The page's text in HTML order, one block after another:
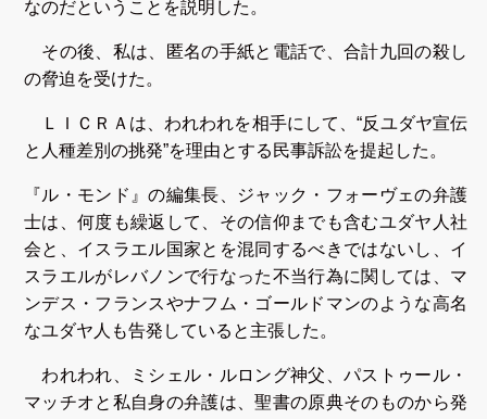
なのだということを説明した。
その後、私は、匿名の手紙と電話で、合計九回の殺し
の脅迫を受けた。
ＬＩＣＲＡは、われわれを相手にして、“反ユダヤ宣伝
と人種差別の挑発”を理由とする民事訴訟を提起した。
『ル・モンド』の編集長、ジャック・フォーヴェの弁護
士は、何度も繰返して、その信仰までも含むユダヤ人社
会と、イスラエル国家とを混同するべきではないし、イ
スラエルがレバノンで行なった不当行為に関しては、マ
ンデス・フランスやナフム・ゴールドマンのような高名
なユダヤ人も告発していると主張した。
われわれ、ミシェル・ルロング神父、パストゥール・
マッチオと私自身の弁護は、聖書の原典そのものから発